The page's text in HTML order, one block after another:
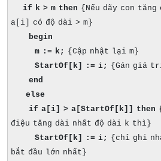
if k > m then {Nếu dãy con
a[i] có độ dài > m}
begin
m := k; {Cập nhật lại m}
StartOf[k] := i; {Gán giá
end
else
if a[i] > a[StartOf[k]] then
điệu tăng dài nhất độ dài k thì}
StartOf[k] := i; {chỉ ghi
bắt đầu lớn nhất}